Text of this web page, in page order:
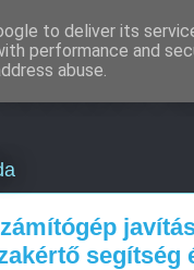
segítség
to deliver its
performance and
abuse.